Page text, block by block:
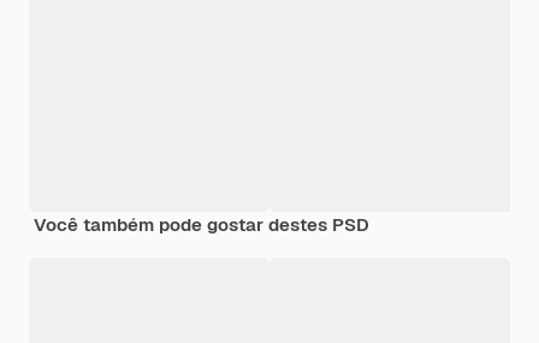
Você também pode gostar destes PSD